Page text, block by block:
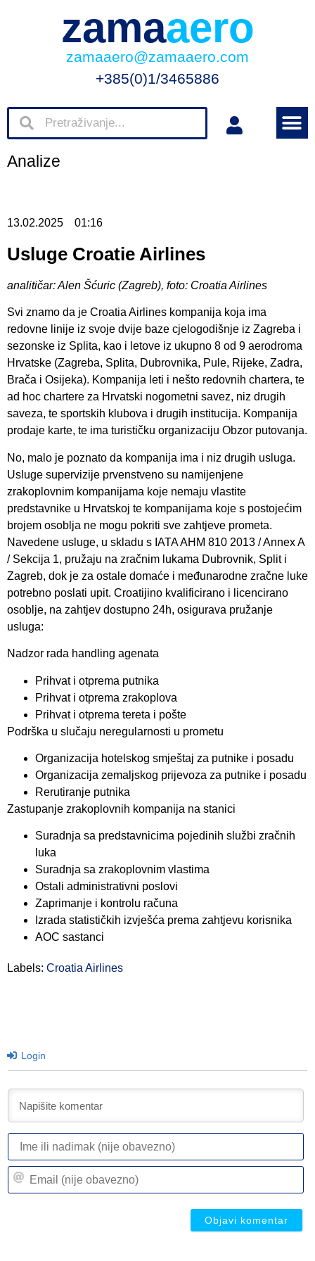
zamaaero
zamaaero@zamaaero.com
+385(0)1/3465886
Analize
13.02.2025 01:16
Usluge Croatie Airlines
analitičar: Alen Šćuric (Zagreb), foto: Croatia Airlines
Svi znamo da je Croatia Airlines kompanija koja ima
redovne linije iz svoje dvije baze cjelogodišnje iz Zagreba i
sezonske iz Splita, kao i letove iz ukupno 8 od 9 aerodroma
Hrvatske (Zagreba, Splita, Dubrovnika, Pule, Rijeke, Zadra,
Brača i Osijeka). Kompanija leti i nešto redovnih chartera, te
ad hoc chartere za Hrvatski nogometni savez, niz drugih
saveza, te sportskih klubova i drugih institucija. Kompanija
prodaje karte, te ima turističku organizaciju Obzor putovanja.
No, malo je poznato da kompanija ima i niz drugih usluga.
Usluge supervizije prvenstveno su namijenjene
zrakoplovnim kompanijama koje nemaju vlastite
predstavnike u Hrvatskoj te kompanijama koje s postojećim
brojem osoblja ne mogu pokriti sve zahtjeve prometa.
Navedene usluge, u skladu s IATA AHM 810 2013 / Annex A
/ Sekcija 1, pružaju na zračnim lukama Dubrovnik, Split i
Zagreb, dok je za ostale domaće i međunarodne zračne luke
potrebno poslati upit. Croatijino kvalificirano i licencirano
osoblje, na zahtjev dostupno 24h, osigurava pružanje
usluga:
Nadzor rada handling agenata
Prihvat i otprema putnika
Prihvat i otprema zrakoplova
Prihvat i otprema tereta i pošte
Podrška u slučaju neregularnosti u prometu
Organizacija hotelskog smještaj za putnike i posadu
Organizacija zemaljskog prijevoza za putnike i posadu
Rerutiranje putnika
Zastupanje zrakoplovnih kompanija na stanici
Suradnja sa predstavnicima pojedinih službi zračnih
luka
Suradnja sa zrakoplovnim vlastima
Ostali administrativni poslovi
Zaprimanje i kontrolu računa
Izrada statističkih izvješća prema zahtjevu korisnika
AOC sastanci
Labels: Croatia Airlines
Login